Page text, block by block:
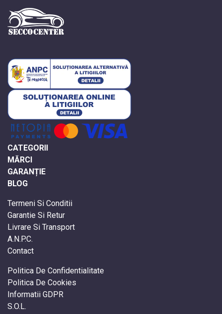
CATEGORII
MĂRCI
GARANȚIE
BLOG
Termeni Si Conditii
Garantie Si Retur
Livrare Si Transport
A.N.P.C.
Contact
Politica De Confidentialitate
Politica De Cookies
Informatii GDPR
S.O.L.